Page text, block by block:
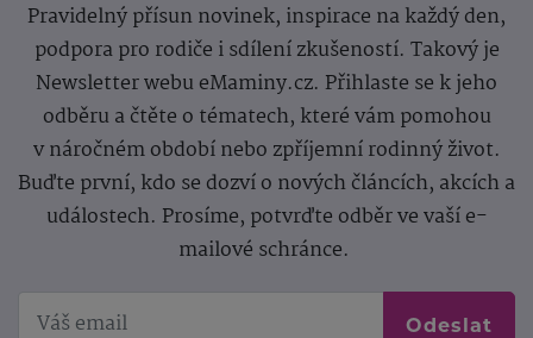
Pravidelný přísun novinek, inspirace na každý den,
podpora pro rodiče i sdílení zkušeností. Takový je
Newsletter webu eMaminy.cz. Přihlaste se k jeho
odběru a čtěte o tématech, které vám pomohou
v náročném období nebo zpříjemní rodinný život.
Buďte první, kdo se dozví o nových článcích, akcích a
událostech. Prosíme, potvrďte odběr ve vaší e-
mailové schránce.
Odeslat